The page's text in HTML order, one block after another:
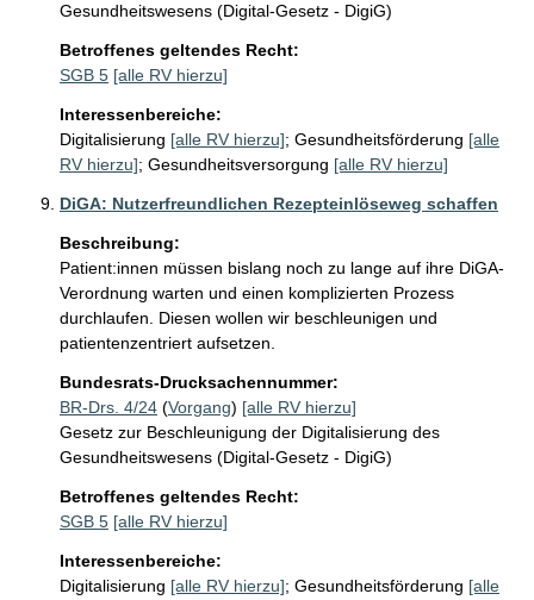
Gesundheitswesens (Digital-Gesetz - DigiG)
Betroffenes geltendes Recht:
SGB 5 [alle RV hierzu]
Interessenbereiche:
Digitalisierung [alle RV hierzu]; Gesundheitsförderung [alle
RV hierzu]; Gesundheitsversorgung [alle RV hierzu]
DiGA: Nutzerfreundlichen Rezepteinlöseweg schaffen
Beschreibung:
Patient:innen müssen bislang noch zu lange auf ihre DiGA-
Verordnung warten und einen komplizierten Prozess
durchlaufen. Diesen wollen wir beschleunigen und
patientenzentriert aufsetzen.
Bundesrats-Drucksachennummer:
BR-Drs. 4/24 (Vorgang) [alle RV hierzu]
Gesetz zur Beschleunigung der Digitalisierung des
Gesundheitswesens (Digital-Gesetz - DigiG)
Betroffenes geltendes Recht:
SGB 5 [alle RV hierzu]
Interessenbereiche:
Digitalisierung [alle RV hierzu]; Gesundheitsförderung [alle